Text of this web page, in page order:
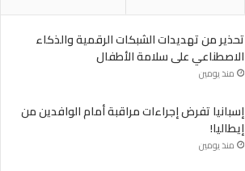
تحذير من تهديدات الشبكات الرقمية والذكاء
الاصطناعي على سلامة الأطفال
منذ يومين
إسبانيا تفرض إجراءات مراقبة أمام الوافدين من
إيطاليا!
منذ يومين